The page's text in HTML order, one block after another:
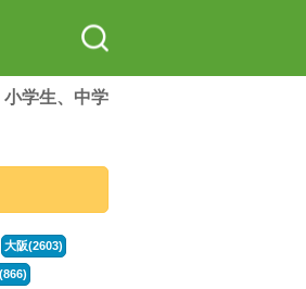
学生、中学
大阪(2603)